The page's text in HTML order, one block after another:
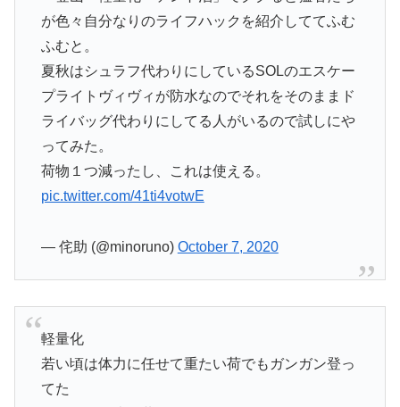
が色々自分なりのライフハックを紹介しててふむ
ふむと。
夏秋はシュラフ代わりにしているSOLのエスケー
プライトヴィヴィが防水なのでそれをそのままド
ライバッグ代わりにしてる人がいるので試しにや
ってみた。
荷物１つ減ったし、これは使える。
pic.twitter.com/41ti4votwE
— 侘助 (@minoruno) October 7, 2020
軽量化
若い頃は体力に任せて重たい荷でもガンガン登っ
てた